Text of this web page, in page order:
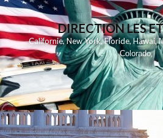
DIRECTION LES
Californie,New York,Floride,Hawai,
Colorado,